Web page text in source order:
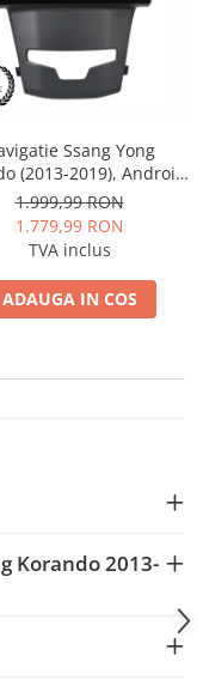
Ssang Yong
(2013-2019), Android,
/ 4GB RAM + 64GB
ROM, 9 Inch - AD-
BGRKIT441
1.999,99 RON
1.779,99 RON
TVA inclus
ADAUGA IN COS
Korando 2013-